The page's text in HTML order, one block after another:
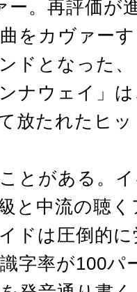
ー。再評価が
をカヴァー
ドとなった
ナウェイ」
放たれたヒ
とがある。
と中流の聴
ドは圧倒的
字率が100パ